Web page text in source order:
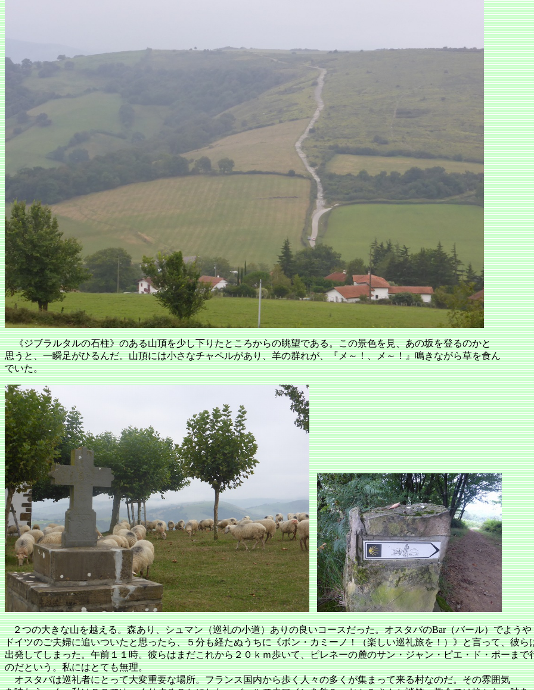
《ジブラルタルの石柱》のある山頂を少し下りたところからの眺望である。この景色を見、あの坂を登るのかと
思うと、一瞬足がひるんだ。山頂には小さなチャペルがあり、羊の群れが、『メ～！、メ～！』鳴きながら草を食ん
でいた。
２つの大きな山を越える。森あり、シュマン（巡礼の小道）ありの良いコースだった。オスタバのBar（バール）でようや
ドイツのご夫婦に追いついたと思ったら、５分も経たぬうちに《ボン・カミーノ！（楽しい巡礼旅を！）》と言って、彼ら
出発してしまった。午前１１時。彼らはまだこれから２０ｋｍ歩いて、ピレネーの麓のサン・ジャン・ピエ・ド・ポーまで
のだという。私にはとても無理。
オスタバは巡礼者にとって大変重要な場所。フランス国内から歩く人々の多くが集まって来る村なのだ。その雰囲気